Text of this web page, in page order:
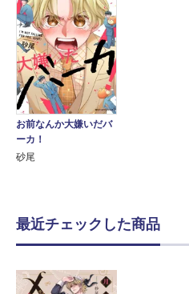
お前なんか大嫌いだバ
ーカ！
砂尾
最近チェックした商品